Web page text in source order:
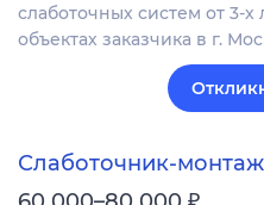
слаботочных систем от 3-х
объектах заказчика в г.
Слаботочник-